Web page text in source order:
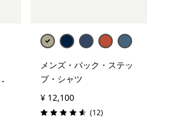
メンズ・バック・ステッ
プ・シャツ
¥ 12,100
評価: 4.6 / 5 (12レビュー
)